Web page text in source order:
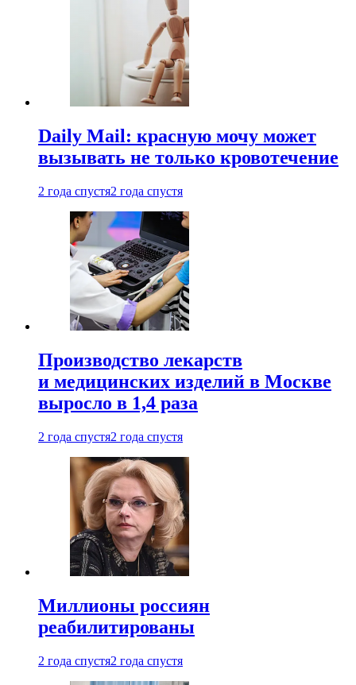
Daily Mail: красную мочу может
вызывать не только кровотечение
2 года спустя2 года спустя
Производство лекарств
и медицинских изделий в Москве
выросло в 1,4 раза
2 года спустя2 года спустя
Миллионы россиян
реабилитированы
2 года спустя2 года спустя